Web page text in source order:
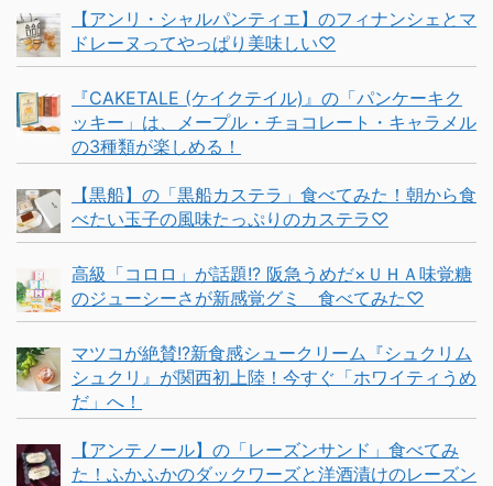
【アンリ・シャルパンティエ】のフィナンシェとマ
ドレーヌってやっぱり美味しい♡
『CAKETALE (ケイクテイル)』の「パンケーキク
ッキー」は、メープル・チョコレート・キャラメル
の3種類が楽しめる！
【黒船】の「黒船カステラ」食べてみた！朝から食
べたい玉子の風味たっぷりのカステラ♡
高級「コロロ」が話題!? 阪急うめだ×ＵＨＡ味覚糖
のジューシーさが新感覚グミ 食べてみた♡
マツコが絶賛!?新食感シュークリーム『シュクリム
シュクリ』が関西初上陸！今すぐ「ホワイティうめ
だ」へ！
【アンテノール】の「レーズンサンド」食べてみ
た！ふかふかのダックワーズと洋酒漬けのレーズン